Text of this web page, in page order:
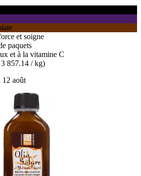
et soigne
paquets
et à la vitamine C
857.14 / kg)
12 août